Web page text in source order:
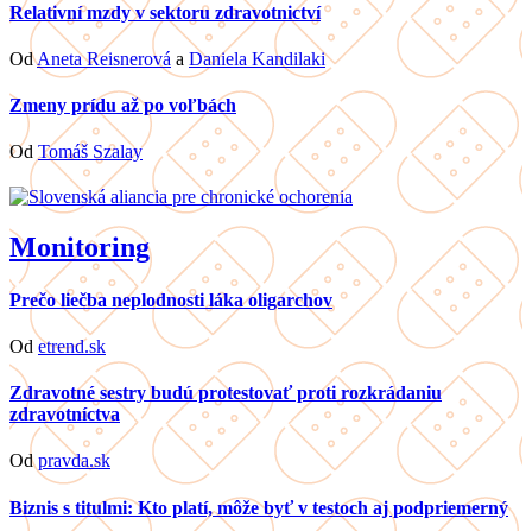
Relativní mzdy v sektoru zdravotnictví
OdAneta Reisnerová a Daniela Kandilaki
Zmeny prídu až po voľbách
Od Tomáš Szalay
Monitoring
Prečo liečba neplodnosti láka oligarchov
Od etrend.sk
Zdravotné sestry budú protestovať proti rozkrádaniu
zdravotníctva
Odpravda.sk
Biznis s titulmi: Kto platí, môže byť v testoch aj podpriemerný